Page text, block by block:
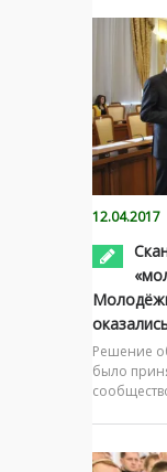
12.04.2017
Решение
было